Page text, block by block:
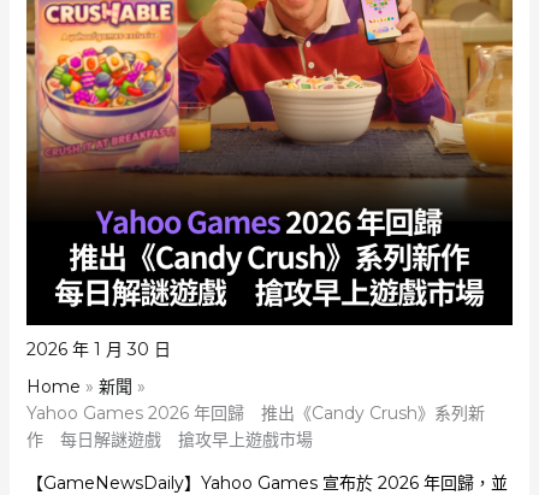
2026 年 1 月 30 日
Home
新聞
Yahoo Games 2026 年回歸 推出《Candy Crush》系列新
作 每日解謎遊戲 搶攻早上遊戲市場
【GameNewsDaily】Yahoo Games 宣布於 2026 年回歸，並